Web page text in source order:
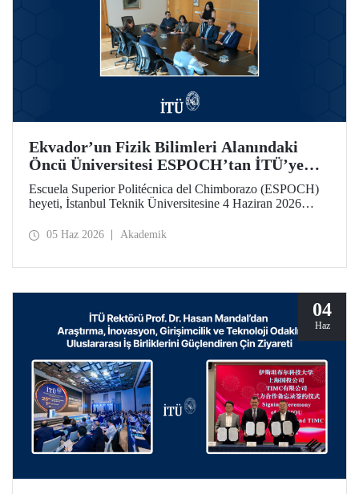
Ekvador’un Fizik Bilimleri Alanındaki
Öncü Üniversitesi ESPOCH’tan İTÜ’ye
Ziyaret
Escuela Superior Politécnica del Chimborazo (ESPOCH)
heyeti, İstanbul Teknik Üniversitesine 4 Haziran 2026
05 Haz 2026 Akademik
04
Haz